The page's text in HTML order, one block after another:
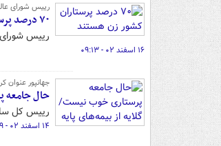
رییس شورای
۷۰ درصد پرستاران کشور زن هستند
رییس شورای عالی نظام
۱۶ اسفند ۰۲ - ۰۹:۱۳
جهانپور عنوان
حال جامعه
رییس کل
۱۴ اسفند ۰۲ - ۱۱:۱۹